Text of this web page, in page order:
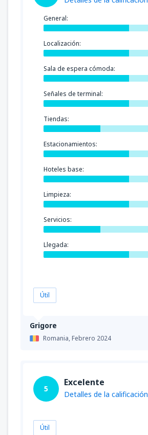
Grigore
Romania,Febrero 2024
General:
Localización:
Sala de espera cómoda:
Señales de terminal:
Tiendas:
Estacionamientos:
Hoteles base:
Limpieza:
Servicios:
Llegada:
Útil
5
Excelente
Detalles de la calificación
Útil